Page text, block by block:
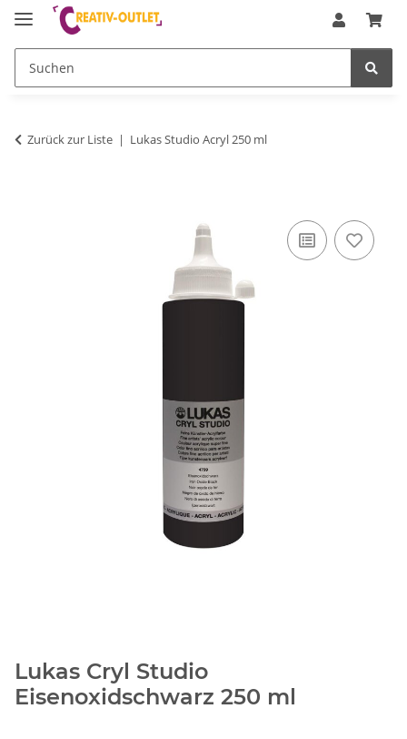
Zurück zur Liste Lukas Studio Acryl 250 ml
Lukas Cryl Studio
Eisenoxidschwarz 250 ml